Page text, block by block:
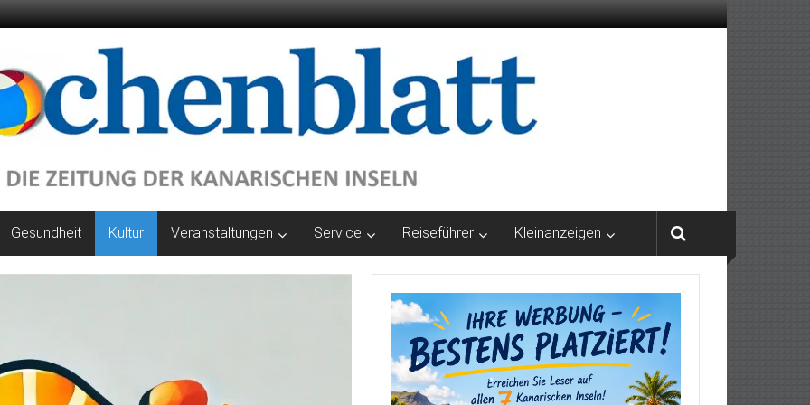
Gesundheit Kultur Veranstaltungen Service Reiseführer Kleinanzeigen